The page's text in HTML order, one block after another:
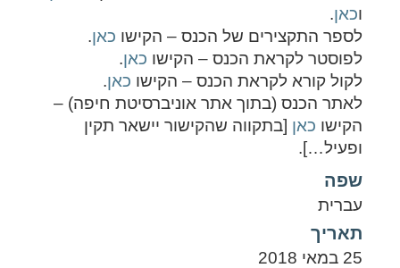
וכאן.
לספר התקצירים של הכנס – הקישו כאן.
לפוסטר לקראת הכנס – הקישו כאן.
לקול קורא לקראת הכנס – הקישו כאן.
לאתר הכנס (בתוך אתר אוניברסיטת חיפה) –
הקישו כאן [בתקווה שהקישור יישאר תקין
ופעיל…].
שפה
עברית
תאריך
25 במאי 2018